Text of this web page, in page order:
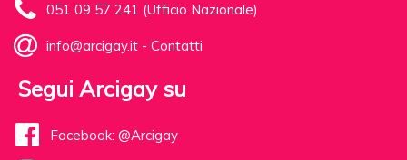
051 09 57 241 (Ufficio Nazionale)
info@arcigay.it - Contatti
Segui Arcigay su
Facebook: @Arcigay